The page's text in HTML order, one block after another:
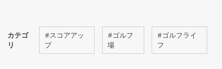
カテゴ
リ
#スコアアッ
プ
#ゴルフ
場
#ゴルフライ
フ